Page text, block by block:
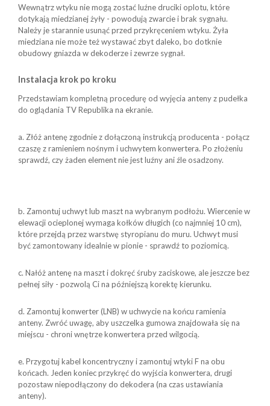
Wewnątrz wtyku nie mogą zostać luźne druciki oplotu, które
dotykają miedzianej żyły - powodują zwarcie i brak sygnału.
Należy je starannie usunąć przed przykręceniem wtyku. Żyła
miedziana nie może też wystawać zbyt daleko, bo dotknie
obudowy gniazda w dekoderze i zewrze sygnał.
Instalacja krok po kroku
Przedstawiam kompletną procedurę od wyjęcia anteny z pudełka
do oglądania TV Republika na ekranie.
a. Złóż antenę zgodnie z dołączoną instrukcją producenta - połącz
czaszę z ramieniem nośnym i uchwytem konwertera. Po złożeniu
sprawdź, czy żaden element nie jest luźny ani źle osadzony.
b. Zamontuj uchwyt lub maszt na wybranym podłożu. Wiercenie w
elewacji ocieplonej wymaga kołków długich (co najmniej 10 cm),
które przejdą przez warstwę styropianu do muru. Uchwyt musi
być zamontowany idealnie w pionie - sprawdź to poziomicą.
c. Nałóż antenę na maszt i dokręć śruby zaciskowe, ale jeszcze bez
pełnej siły - pozwolą Ci na późniejszą korektę kierunku.
d. Zamontuj konwerter (LNB) w uchwycie na końcu ramienia
anteny. Zwróć uwagę, aby uszczelka gumowa znajdowała się na
miejscu - chroni wnętrze konwertera przed wilgocią.
e. Przygotuj kabel koncentryczny i zamontuj wtyki F na obu
końcach. Jeden koniec przykręć do wyjścia konwertera, drugi
pozostaw niepodłączony do dekodera (na czas ustawiania
anteny).